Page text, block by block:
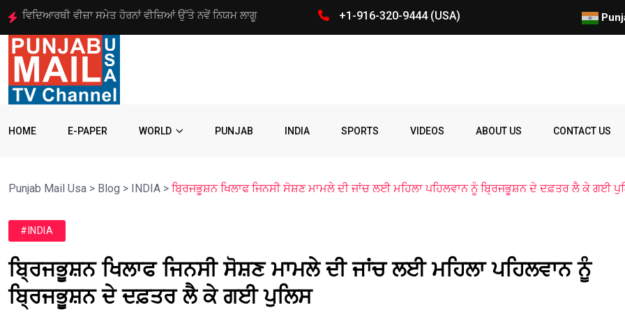
ਗੁਰਜਤਿੰਦਰ ਸਿੰਘ ਰੰਧਾਵਾ ਇੰਟਰਫੇਥ ਕੌਂਸਲ ਦੇ ਪੰਜਵੀਂ ਵਾਰ ਡਾਇਰੈਕਟਰ ਚੁਣੇ 25 ਸਿਟੀਜ਼ਨਸ਼ਿਪ ਪ੍ਰਾਪਤ ਲੋਕਾਂ
+1-916-320-9444 (USA)
HOME E-PAPER WORLD PUNJAB INDIA SPORTS VIDEOS ABOUT US CONTACT US
Ohio Parade Party Police prize Student
Punjab Mail Usa > Blog > INDIA > ਬ੍ਰਿਜਭੂਸ਼ਨ ਖਿਲਾਫ ਜਿਨਸੀ ਸੋਸ਼ਣ ਮਾਮਲੇ ਦੀ ਜਾਂਚ ਲਈ ਮਹਿਲਾ ਪਹਿਲਵਾਨ ਨੂੰ ਬ੍ਰਿਜਭੂਸ਼ਨ ਦੇ ਦਫ਼ਤਰ ਲੈ ਕੇ ਗਈ
#INDIA
ਬ੍ਰਿਜਭੂਸ਼ਨ ਖਿਲਾਫ ਜਿਨਸੀ ਸੋਸ਼ਣ ਮਾਮਲੇ ਦੀ ਜਾਂਚ ਲਈ ਮਹਿਲਾ ਪਹਿਲਵਾਨ ਨੂੰ
ਬ੍ਰਿਜਭੂਸ਼ਨ ਦੇ ਦਫ਼ਤਰ ਲੈ ਕੇ ਗਈ ਪੁਲਿਸ